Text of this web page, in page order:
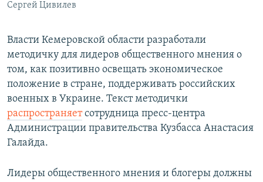
Все сайты РСЕ/РС
Сергей Цивилев
Власти Кемеровской области разработали
методичку для лидеров общественного мнения о
том, как позитивно освещать экономическое
положение в стране, поддерживать российских
военных в Украине. Текст методички
распространяетсотрудница пресс-центра
Администрации правительства Кузбасса Анастасия
Галайда.
Лидеры общественного мнения и блогеры должны